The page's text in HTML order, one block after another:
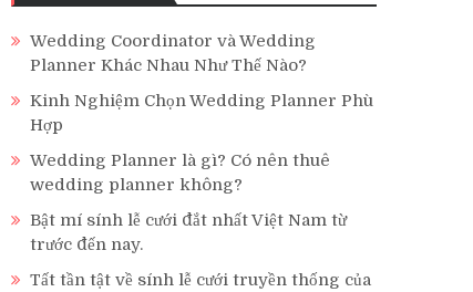
Wedding Coordinator và Wedding
Planner Khác Nhau Như Thế Nào?
Kinh Nghiệm Chọn Wedding Planner Phù
Hợp
Wedding Planner là gì? Có nên thuê
wedding planner không?
Bật mí sính lễ cưới đắt nhất Việt Nam từ
trước đến nay.
Tất tần tật về sính lễ cưới truyền thống của